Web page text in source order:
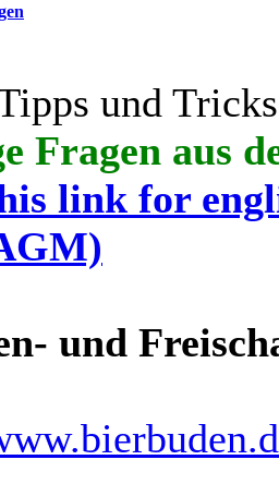
und
Fragen aus
link for
und